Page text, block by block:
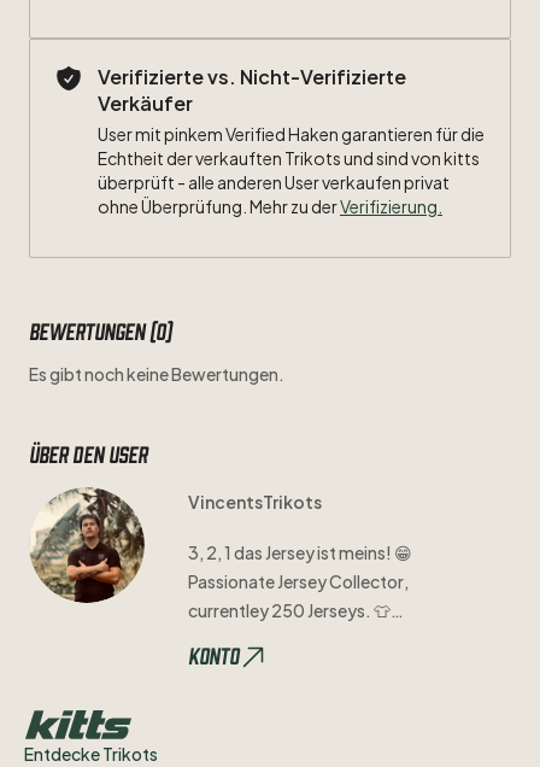
Verifizierte vs. Nicht-Verifizierte
Verkäufer
User mit pinkem Verified Haken garantieren für die
Echtheit der verkauften Trikots und sind von kitts
überprüft - alle anderen User verkaufen privat
ohne Überprüfung. Mehr zu derVerifizierung.
Bewertungen (0)
Es gibt noch keine Bewertungen.
Über den user
VincentsTrikots
3​,​ 2​,​1 das Jerseyistmeins! 😁
PassionateJerseyCollector​,​
currentley250 Jerseys. 👕
Konto
Entdecke Trikots